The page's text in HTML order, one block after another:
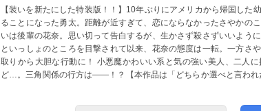
【装いを新たにした特装版！！】10年ぶりにアメリカから帰国した
ることになった勇太。距離が近すぎて、恋にならなかったさやかの
いは後輩の花奈。思い切って告白するが、生かさず殺さずいいよう
といっしょのところを目撃されて以来、花奈の態度は一転。一方さ
取りから大胆な行動に！ 小悪魔かわいい系と気の強い美人、二人
ど…。三角関係の行方は――！？【本作品は「どちらか選べと言われ